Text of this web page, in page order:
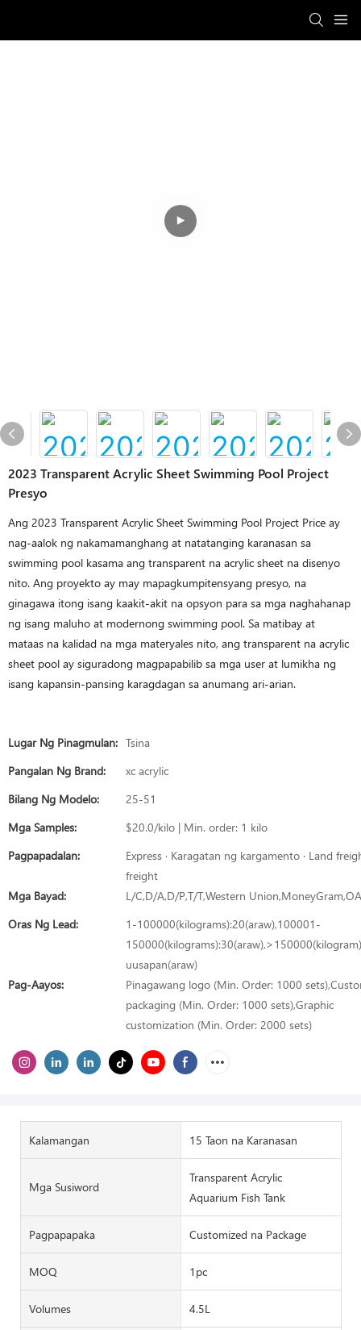
2023 Transparent Acrylic Sheet Swimming Pool Project
Presyo
Ang 2023 Transparent Acrylic Sheet Swimming Pool Project Price ay
nag-aalok ng nakamamanghang at natatanging karanasan sa
swimming pool kasama ang transparent na acrylic sheet na disenyo
nito. Ang proyekto ay may mapagkumpitensyang presyo, na
ginagawa itong isang kaakit-akit na opsyon para sa mga naghahanap
ng isang maluho at modernong swimming pool. Sa matibay at
mataas na kalidad na mga materyales nito, ang transparent na acrylic
sheet pool ay siguradong magpapabilib sa mga user at lumikha ng
isang kapansin-pansing karagdagan sa anumang ari-arian.
Lugar Ng Pinagmulan: Tsina
Pangalan Ng Brand:
xc acrylic
Bilang Ng Modelo:
25-51
Mga Samples:
$20.0/kilo | Min. order: 1 kilo
Pagpapadalan:
Express · Karagatan ng kargamento · Land
freight
Mga Bayad:
L/C,D/A,D/P,T/T,Western Union,MoneyGram,OA
Oras Ng Lead:
1-100000(kilograms):20(araw),100001-
uusapan(araw)
Pag-Aayos:
Pinagawang logo (Min. Order: 1000
packaging (Min. Order: 1000 sets),Graphic
customization (Min. Order: 2000 sets)
Kalamangan 15 Taon na Karanasan
Mga Susiword
Transparent Acrylic
Aquarium Fish Tank
Pagpapapaka Customized na Package
MOQ 1pc
Volumes 4.5L